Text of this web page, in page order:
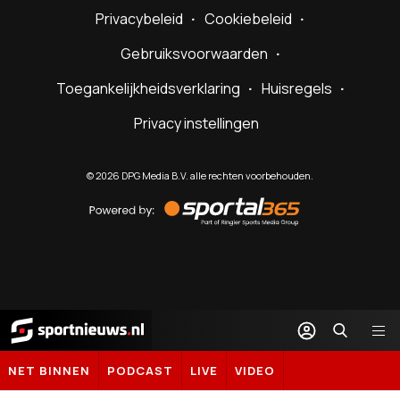
Privacybeleid
Cookiebeleid
Gebruiksvoorwaarden
Toegankelijkheidsverklaring
Huisregels
Privacy instellingen
©2026 DPG Media B.V. alle rechten voorbehouden.
by
Sportal365
Sportnieuws.nl
NET BINNEN PODCAST LIVE VIDEO